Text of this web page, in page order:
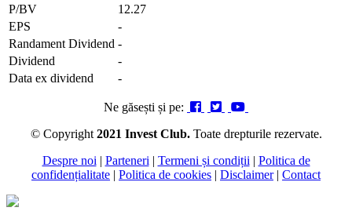
P/BV
12.27
EPS
-
Randament Dividend -
Dividend
-
Data ex dividend
-
Ne găsești și pe:
© Copyright 2021 Invest Club. Toate drepturile rezervate.
Despre noi | Parteneri | Termeni și condiții | Politica de
confidențialitate | Politica de cookies | Disclaimer| Contact